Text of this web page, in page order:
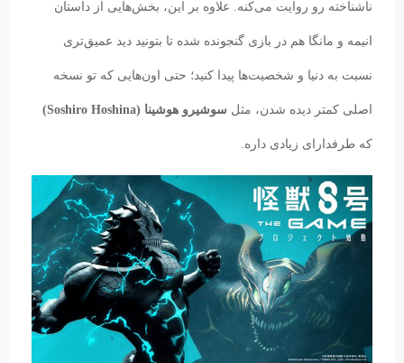
ناشناخته رو روایت می‌کنه. علاوه بر این، بخش‌هایی از داستان
انیمه و مانگا هم در بازی گنجونده شده تا بتونید دید عمیق‌تری
نسبت به دنیا و شخصیت‌ها پیدا کنید؛ حتی اون‌هایی که تو نسخه
اصلی کمتر دیده شدن، مثل سوشیرو هوشینا (Soshiro Hoshina)
که طرفدارای زیادی داره.